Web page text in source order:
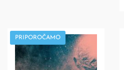
PRIPOROČAMO